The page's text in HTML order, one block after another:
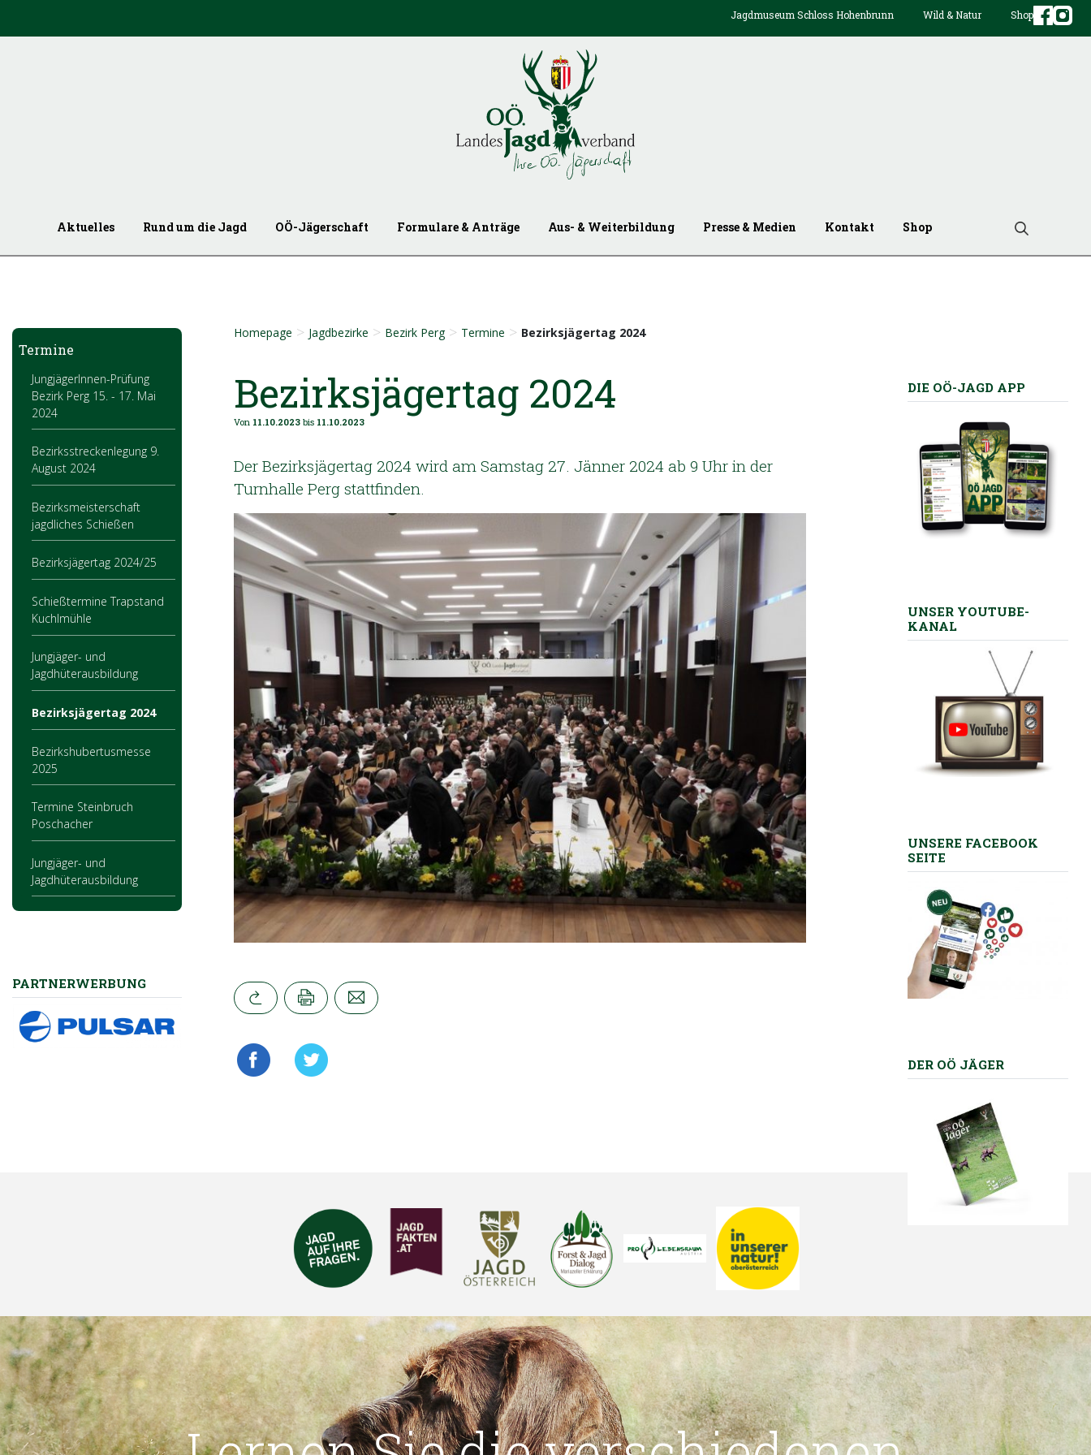
Jagdmuseum Schloss Hohenbrunn Wild & Natur Shop
Aktuelles Rund um die Jagd OÖ-Jägerschaft Formulare & Anträge Aus- & Weiterbildung Presse & Medien Kontakt Shop
Termine
JungjägerInnen-Prüfung
Bezirk Perg 15. - 17. Mai
2024
Bezirksstreckenlegung 9.
August 2024
Bezirksmeisterschaft
jagdliches Schießen
Bezirksjägertag 2024/25
Schießtermine Trapstand
Kuchlmühle
Jungjäger- und
Jagdhüterausbildung
Bezirksjägertag 2024
Bezirkshubertusmesse
2025
Termine Steinbruch
Poschacher
Jungjäger- und
Jagdhüterausbildung
PARTNERWERBUNG
Homepage > Jagdbezirke > Bezirk Perg > Termine > Bezirksjägertag 2024
Bezirksjägertag 2024
Von 11.10.2023 bis 11.10.2023
Der Bezirksjägertag 2024 wird am Samstag 27. Jänner 2024 ab 9 Uhr in der
Turnhalle Perg stattfinden.
DIE OÖ-JAGD APP
UNSER YOUTUBE-
KANAL
UNSERE FACEBOOK
SEITE
DER OÖ JÄGER